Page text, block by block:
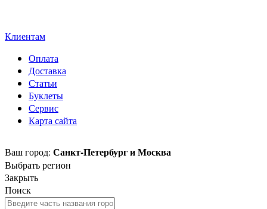
Клиентам
Оплата
Доставка
Статьи
Буклеты
Сервис
Карта сайта
Ваш город: Санкт-Петербург и Москва
Выбрать регион
Закрыть
Поиск